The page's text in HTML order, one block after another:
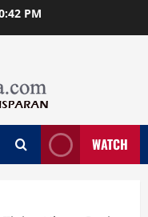
PM
WATCH